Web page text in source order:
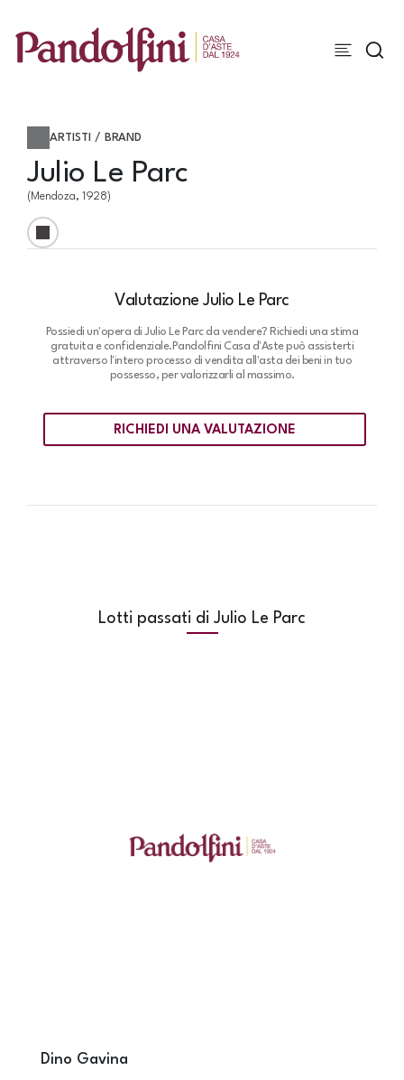
ARTISTI / BRAND
Julio Le Parc
(Mendoza, 1928)
Valutazione Julio Le Parc
Possiedi un'opera di Julio Le Parc da vendere? Richiedi una stima
gratuita e confidenziale. Pandolfini Casa d'Aste può assisterti
attraverso l'intero processo di vendita all'asta dei beni in tuo
possesso, per valorizzarli al massimo.
RICHIEDI UNA VALUTAZIONE
Lotti passati di Julio Le Parc
Dino Gavina